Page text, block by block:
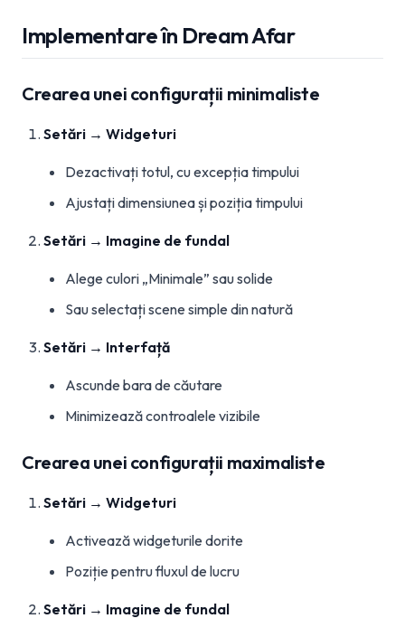
Implementare în Dream Afar
Crearea unei configurații minimaliste
Setări → Widgeturi
Dezactivați totul, cu excepția timpului
Ajustați dimensiunea și poziția timpului
Setări → Imagine de fundal
Alege culori „Minimale” sau solide
Sau selectați scene simple din natură
Setări → Interfață
Ascunde bara de căutare
Minimizează controalele vizibile
Crearea unei configurații maximaliste
Setări → Widgeturi
Activează widgeturile dorite
Poziție pentru fluxul de lucru
Setări → Imagine de fundal